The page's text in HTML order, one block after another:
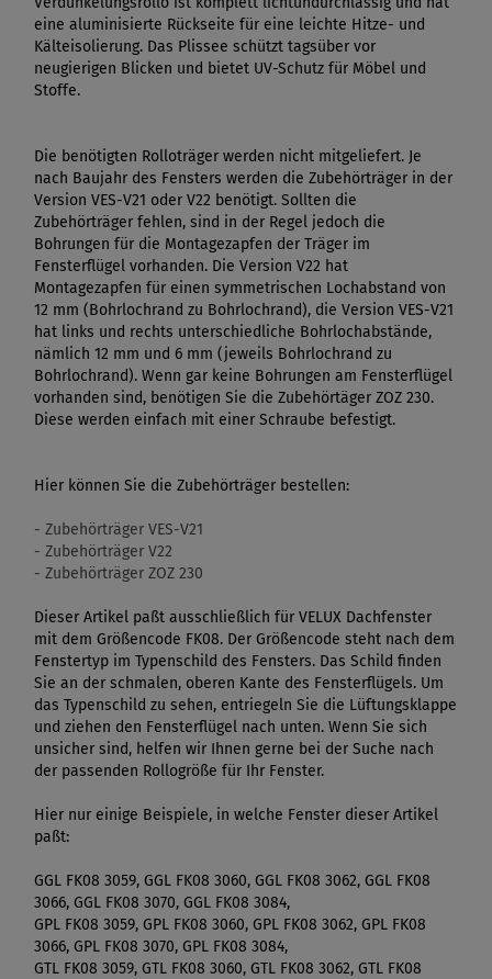
eine aluminisierte Rückseite für eine leichte Hitze- und
Kälteisolierung. Das Plissee schützt tagsüber vor
neugierigen Blicken und bietet UV-Schutz für Möbel und
Stoffe.
Die benötigten Rolloträger werden nicht mitgeliefert. Je
nach Baujahr des Fensters werden die Zubehörträger in der
Version VES-V21 oder V22 benötigt. Sollten die
Zubehörträger fehlen, sind in der Regel jedoch die
Bohrungen für die Montagezapfen der Träger im
Fensterflügel vorhanden. Die Version V22 hat
Montagezapfen für einen symmetrischen Lochabstand von
12 mm (Bohrlochrand zu Bohrlochrand), die Version VES-V21
hat links und rechts unterschiedliche Bohrlochabstände,
nämlich 12 mm und 6 mm (jeweils Bohrlochrand zu
Bohrlochrand). Wenn gar keine Bohrungen am Fensterflügel
vorhanden sind, benötigen Sie die Zubehörtäger ZOZ 230.
Diese werden einfach mit einer Schraube befestigt.
Hier können Sie die Zubehörträger bestellen:
- Zubehörträger VES-V21
- Zubehörträger V22
- Zubehörträger ZOZ 230
Dieser Artikel paßt ausschließlich für VELUX Dachfenster
mit dem Größencode FK08. Der Größencode steht nach dem
Fenstertyp im Typenschild des Fensters. Das Schild finden
Sie an der schmalen, oberen Kante des Fensterflügels. Um
das Typenschild zu sehen, entriegeln Sie die Lüftungsklappe
und ziehen den Fensterflügel nach unten. Wenn Sie sich
unsicher sind, helfen wir Ihnen gerne bei der Suche nach
der passenden Rollogröße für Ihr Fenster.
Hier nur einige Beispiele, in welche Fenster dieser Artikel
paßt:
GGL FK08 3059, GGL FK08 3060, GGL FK08 3062, GGL FK08
3066, GGL FK08 3070, GGL FK08 3084,
GPL FK08 3059, GPL FK08 3060, GPL FK08 3062, GPL FK08
3066, GPL FK08 3070, GPL FK08 3084,
GTL FK08 3059, GTL FK08 3060, GTL FK08 3062, GTL FK08